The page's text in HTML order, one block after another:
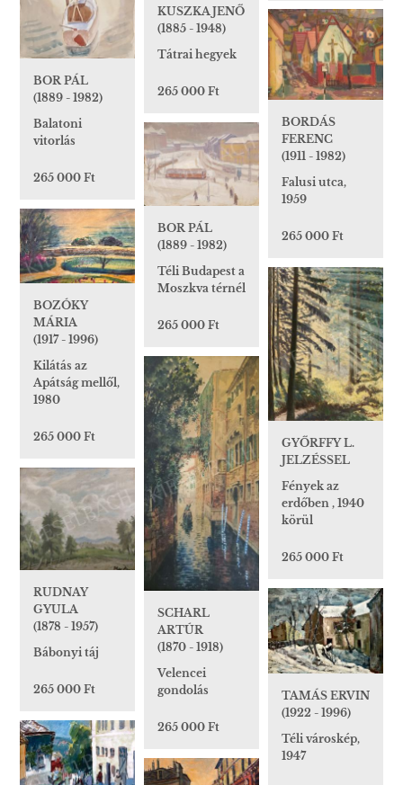
KUSZKA JENŐ
(1885 - 1948)
Tátrai hegyek
265 000 Ft
BOR PÁL
(1889 - 1982)
Balatoni
vitorlás
265 000 Ft
BORDÁS
FERENC
(1911 - 1982)
Falusi utca,
1959
265 000 Ft
BOR PÁL
(1889 - 1982)
Téli Budapest a
Moszkva térnél
265 000 Ft
BOZÓKY
MÁRIA
(1917 - 1996)
Kilátás az
Apátság mellől,
1980
265 000 Ft
GYŐRFFY L.
JELZÉSSEL
Fények az
erdőben , 1940
körül
265 000 Ft
SCHARL
ARTÚR
(1870 - 1918)
Velencei
gondolás
265 000 Ft
RUDNAY
GYULA
(1878 - 1957)
Bábonyi táj
265 000 Ft
TAMÁS ERVIN
(1922 - 1996)
Téli városkép,
1947